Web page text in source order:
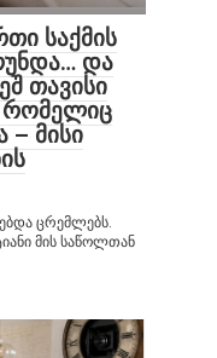
საქმის
და
თავისი
– მისი
ცრემლებს.
მის საწოლთან